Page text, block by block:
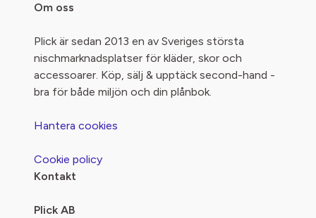
Om oss
Plick är sedan 2013 en av Sveriges största
nischmarknadsplatser för kläder, skor och
accessoarer. Köp, sälj & upptäck second-hand -
bra för både miljön och din plånbok.
Hantera cookies
Cookie policy
Kontakt
Plick AB